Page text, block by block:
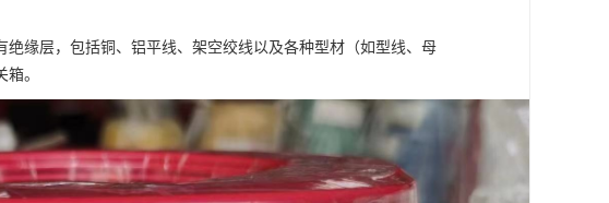
缘层，包括铜、铝平线、架空绞线以及各种型材（如型线、母
。